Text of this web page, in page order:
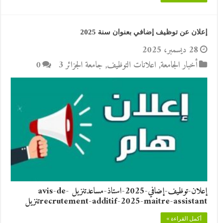
إعلان عن توظيف إضافي بعنوان سنة 2025
28 ديسمبر، 2025
أخبار الجامعة, اعلانات التوظيف, جامعة الجزائر 3 0
إعلان-توظيف-إضافي-2025-استاذ-مساعدتنزيل avis-de-
recrutement-additif-2025-maitre-assistantتنزيل
أكمل القراءة »